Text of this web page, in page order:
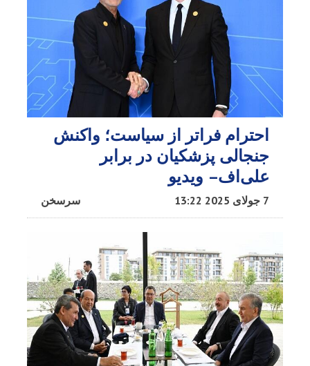
احترام فراتر از سیاست؛ واکنش
جنجالی پزشکیان در برابر
علی‌اف– ویدیو
سرسخن 7 جولای 2025 13:22